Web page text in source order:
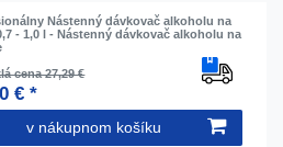
Nástenný dávkovač alkoholu na
- 1,0 l - Nástenný dávkovač alkoholu na
cena 27,29 €
€ *
v nákupnom košíku